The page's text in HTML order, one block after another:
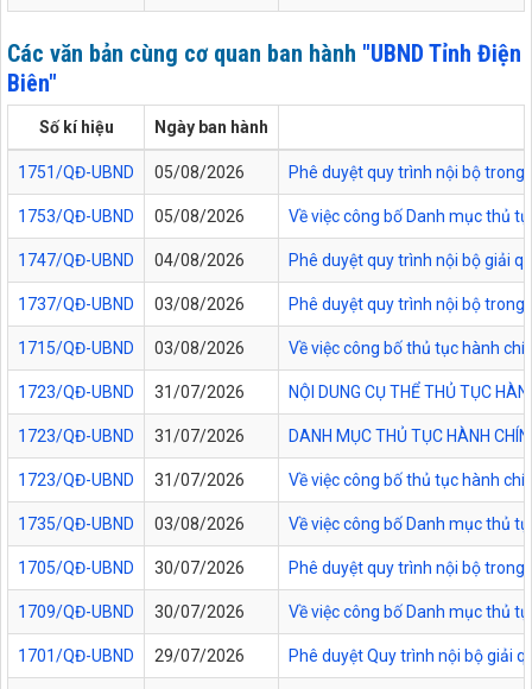
Các văn bản cùng cơ quan ban hành "UBND Tỉnh Điện
Biên"
Số kí hiệu Ngày ban hành
1751/QĐ-UBND 05/08/2026 Phê duyệt quy trình nội bộ
1753/QĐ-UBND 05/08/2026 Về việc công bố Danh mục thủ
1747/QĐ-UBND 04/08/2026 Phê duyệt quy trình nội bộ giải
1737/QĐ-UBND 03/08/2026 Phê duyệt quy trình nội bộ
1715/QĐ-UBND 03/08/2026 Về việc công bố thủ tục hành
1723/QĐ-UBND 31/07/2026 NỘI DUNG CỤ THỂ THỦ TỤC
1723/QĐ-UBND 31/07/2026 DANH MỤC THỦ TỤC HÀNH
1723/QĐ-UBND 31/07/2026 Về việc công bố thủ tục hành
1735/QĐ-UBND 03/08/2026 Về việc công bố Danh mục thủ
1705/QĐ-UBND 30/07/2026 Phê duyệt quy trình nội bộ
1709/QĐ-UBND 30/07/2026 Về việc công bố Danh mục thủ
1701/QĐ-UBND 29/07/2026 Phê duyệt Quy trình nội bộ giải